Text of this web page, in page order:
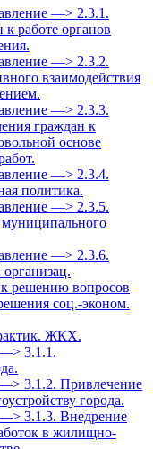
—> 2.3.1.
работе органов
—> 2.3.2.
взаимодействия
—> 2.3.3.
граждан к
основе
—> 2.3.4.
политика.
—> 2.3.5.
—> 2.3.6.
организац.
решению вопросов
соц.-эконом.
ЖКХ.
—> 3.1.1.
—> 3.1.2. Привлечение
города.
—> 3.1.3. Внедрение
в жилищно-